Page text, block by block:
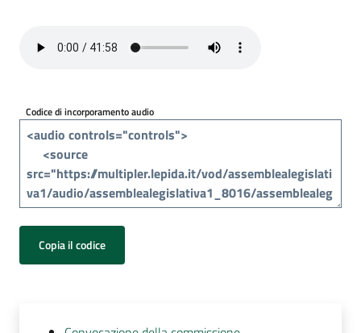
media
i
cittadini
Codice di incorporamento audio
Copia il codice